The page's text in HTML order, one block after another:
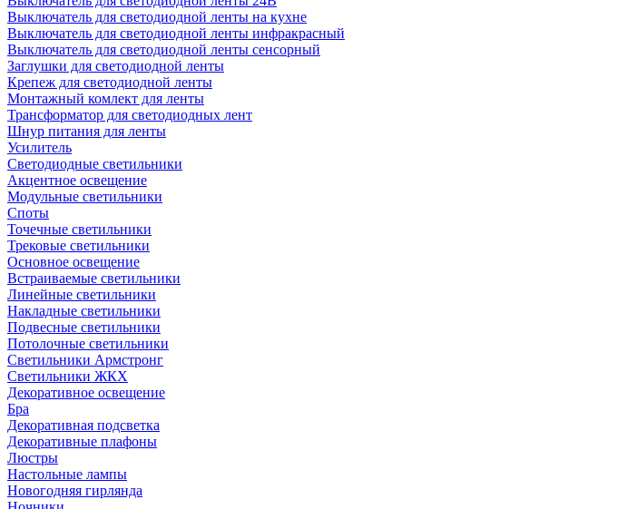
Выключатель для светодиодной ленты на кухне
Выключатель для светодиодной ленты инфракрасный
Выключатель для светодиодной ленты сенсорный
Заглушки для светодиодной ленты
Крепеж для светодиодной ленты
Монтажный комлект для ленты
Трансформатор для светодиодных лент
Шнур питания для ленты
Усилитель
Светодиодные светильники
Акцентное освещение
Модульные светильники
Споты
Точечные светильники
Трековые светильники
Основное освещение
Встраиваемые светильники
Линейные светильники
Накладные светильники
Подвесные светильники
Потолочные светильники
Светильники Армстронг
Светильники ЖКХ
Декоративное освещение
Бра
Декоративная подсветка
Декоративные плафоны
Люстры
Настольные лампы
Новогодняя гирлянда